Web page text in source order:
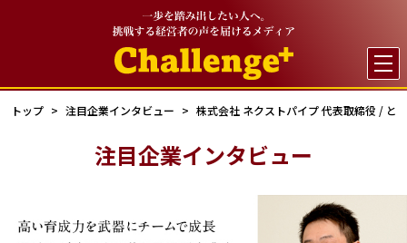

トップ 注目企業インタビュー 株式会社 ネクストパイプ 代表取締役 / と
注目企業インタビュー